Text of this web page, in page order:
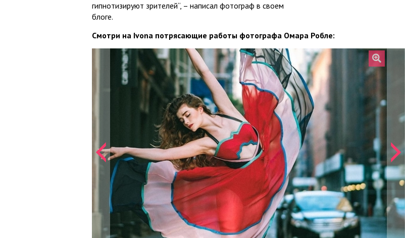
гипнотизируют зрителей“, – написал фотограф в своем
блоге.
Смотри на Ivona потрясающие работы фотографа Омара Робле: